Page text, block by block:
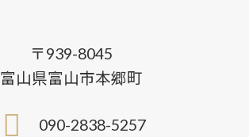
〒939-8045
富山県富山市本郷町
090-2838-5257